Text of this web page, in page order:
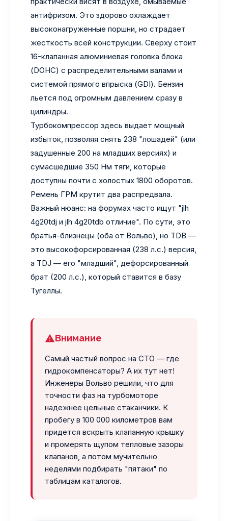
антифризом. Это здорово охлаждает
высоконагруженные поршни, но страдает
жесткость всей конструкции. Сверху стоит
16-клапанная алюминиевая головка блока
(DOHC) с распределительными валами и
системой прямого впрыска (GDI). Бензин
льется под огромным давлением сразу в
цилиндры.
Турбокомпрессор здесь выдает мощный
избыток, позволяя снять 238 "лошадей" (или
задушенные 200 на младших версиях) и
сумасшедшие 350 Нм тяги, которые
доступны почти с холостых 1800 оборотов.
Ремень ГРМ крутит два распредвала.
Важный нюанс: на форумах часто ищут "jlh
4g20tdj и jlh 4g20tdb отличие". По сути, это
братья-близнецы (оба от Вольво), но TDB —
это высокофорсированная (238 л.с.) версия,
а TDJ — его "младший", дефорсированный
брат (200 л.с.), который ставится в базу
Тугеллы.
Внимание
Самый частый вопрос на СТО — где
гидрокомпенсаторы? А их тут нет!
Инженеры Вольво решили, что для
точности фаз на турбомоторе
надежнее цельные стаканчики. К
пробегу в 100 000 километров вам
придется вскрыть клапанную крышку
и промерять щупом тепловые зазоры
клапанов, а потом мучительно
неделями подбирать "пятаки" по
таблицам каталогов.